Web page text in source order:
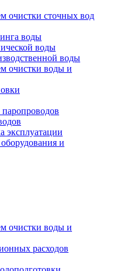
очистки сточных вод
воды
воды
воды
очистки воды и
эксплуатации
и
очистки воды и
расходов